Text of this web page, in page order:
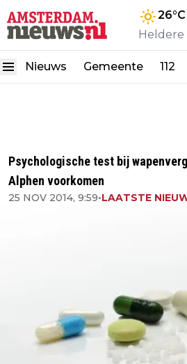
26°C
Heldere
Nieuws Gemeente 112
Psychologische test bij
Alphen voorkomen
25 NOV 2014, 9:59•LAATSTE